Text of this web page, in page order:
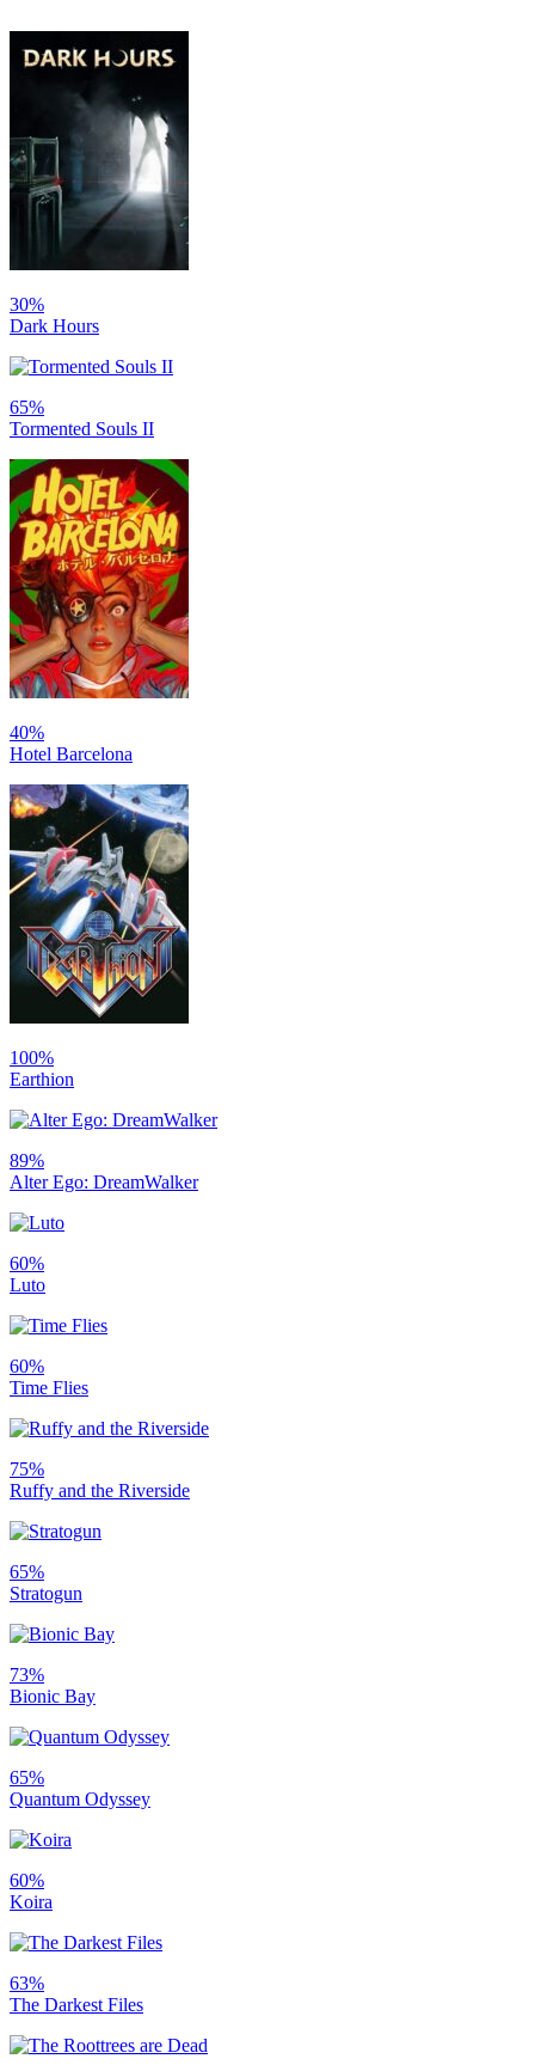
30%
Dark Hours
65%
Tormented Souls II
40%
Hotel Barcelona
100%
Earthion
89%
Alter Ego: DreamWalker
60%
Luto
60%
Time Flies
75%
Ruffy and the Riverside
65%
Stratogun
73%
Bionic Bay
65%
Quantum Odyssey
60%
Koira
63%
The Darkest Files